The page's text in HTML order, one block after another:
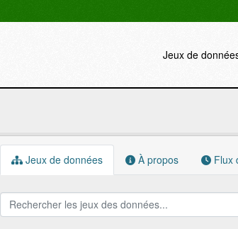
Jeux de
Jeux de données À propos Flux